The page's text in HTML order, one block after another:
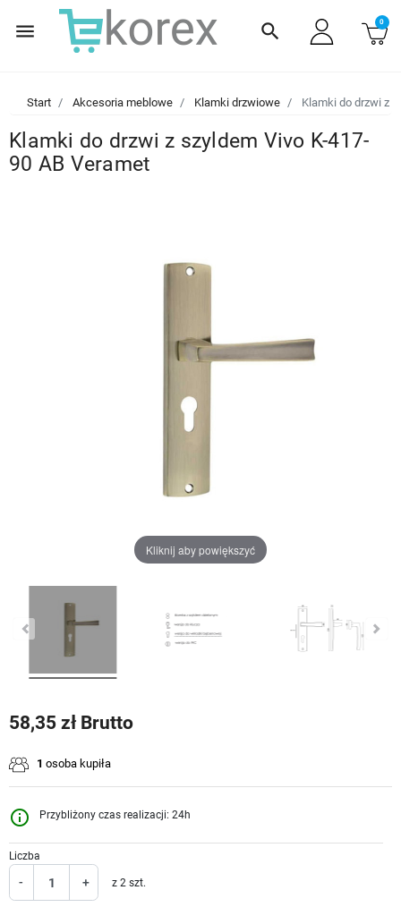
menu search 0
Start Akcesoria meblowe Klamki drzwiowe Klamki do drzwi z
Klamki do drzwi z szyldem Vivo K-417-
90 AB Veramet
Kliknij aby powiększyć
58,35 zł Brutto
1 osoba kupiła
info_outline Przybliżony czas realizacji: 24h
Liczba
- + z 2 szt.